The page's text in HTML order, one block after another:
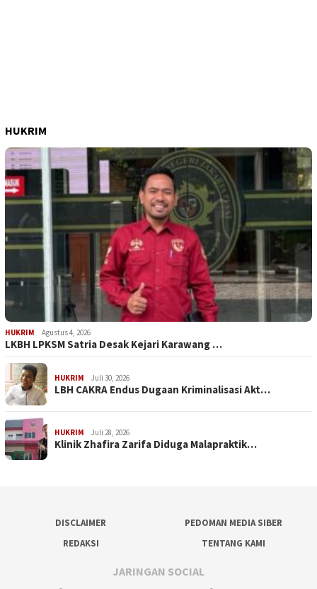
HUKRIM
HUKRIM Agustus 4, 2026
LKBH LPKSM Satria Desak Kejari Karawang …
HUKRIM Juli 30, 2026
LBH CAKRA Endus Dugaan Kriminalisasi Akt…
HUKRIM Juli 28, 2026
Klinik Zhafira Zarifa Diduga Malapraktik…
DISCLAIMER
PEDOMAN MEDIA SIBER
REDAKSI
TENTANG KAMI
JARINGAN SOCIAL